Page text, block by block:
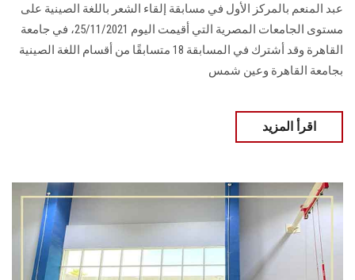
عبد المنعم بالمركز الأول في مسابقة إلقاء الشعر باللغة الصينية على
مستوى الجامعات المصرية التي أقيمت اليوم 25/11/2021، في جامعة
القاهرة وقد أشترك في المسابقة 18 متسابقًا من أقسام اللغة الصينية
بجامعة القاهرة وعين شمس
اقرأ المزيد